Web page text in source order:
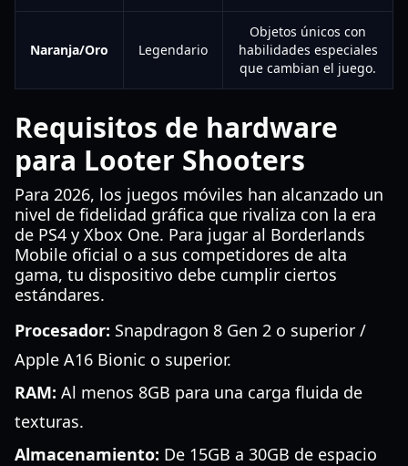
Naranja/Oro Legendario
Objetos únicos con
habilidades especiales
que cambian el juego.
Requisitos de hardware
para Looter Shooters
Para 2026, los juegos móviles han alcanzado un
nivel de fidelidad gráfica que rivaliza con la era
de PS4 y Xbox One. Para jugar al Borderlands
Mobile oficial o a sus competidores de alta
gama, tu dispositivo debe cumplir ciertos
estándares.
Procesador: Snapdragon 8 Gen 2 o superior /
Apple A16 Bionic o superior.
RAM: Al menos 8GB para una carga fluida de
texturas.
Almacenamiento: De 15GB a 30GB de espacio